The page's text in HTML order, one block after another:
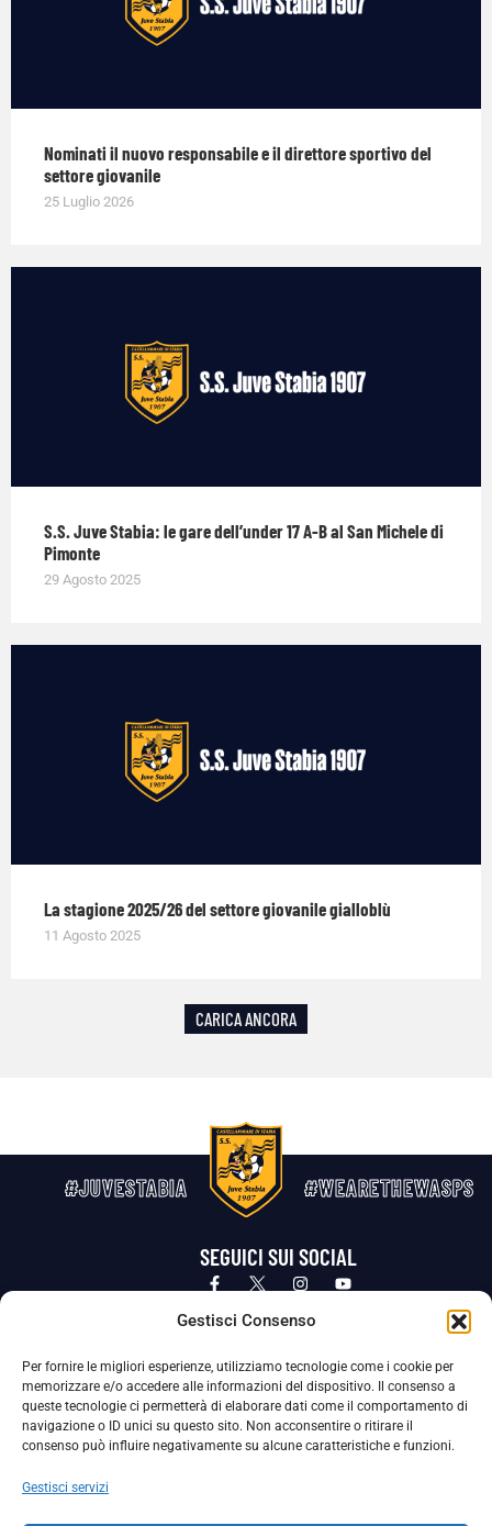
Gestisci Consenso
Per fornire le migliori esperienze, utilizziamo tecnologie come i cookie per
memorizzare e/o accedere alle informazioni del dispositivo. Il consenso a
queste tecnologie ci permetterà di elaborare dati come il comportamento di
navigazione o ID unici su questo sito. Non acconsentire o ritirare il
consenso può influire negativamente su alcune caratteristiche e funzioni.
Gestisci servizi
Nominati il nuovo responsabile e il direttore sportivo del
settore giovanile
25 Luglio 2026
S.S. Juve Stabia: le gare dell’under 17 A-B al San Michele di
Pimonte
29 Agosto 2025
La stagione 2025/26 del settore giovanile gialloblù
11 Agosto 2025
CARICA ANCORA
#JUVESTABIA #WEARETHEWASPS
SEGUICI SUI SOCIAL
Privacy Policy Cookie Policy
La Società ha nominato il Responsabile della Protezione dei Dati Personali (DPO), figura specializzata che vigila sulle modalità
adottate dalla nostra Società per tutelare i Suoi dati personali.
Per contattare il DPO può scrivere a